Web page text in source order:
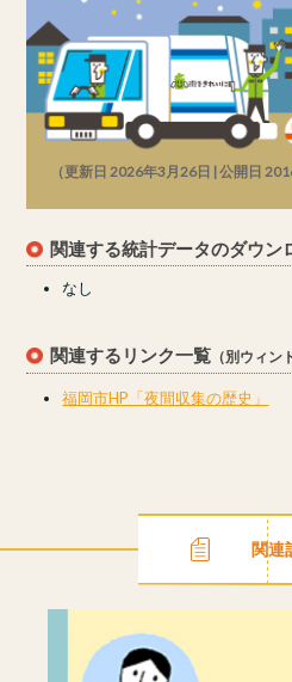
（更新日 2026年3月26日 | 公開日
関連する統計データのダウン
なし
関連するリンク一覧 （別ウィン
福岡市HP「夜間収集の歴史」
関連